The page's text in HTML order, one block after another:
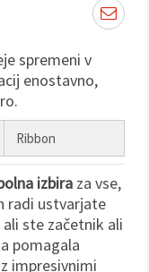
spremeni v
enostavno,
Ribbon
izbira za vse,
radi ustvarjate
ste začetnik ali
pomagala
impresivnimi